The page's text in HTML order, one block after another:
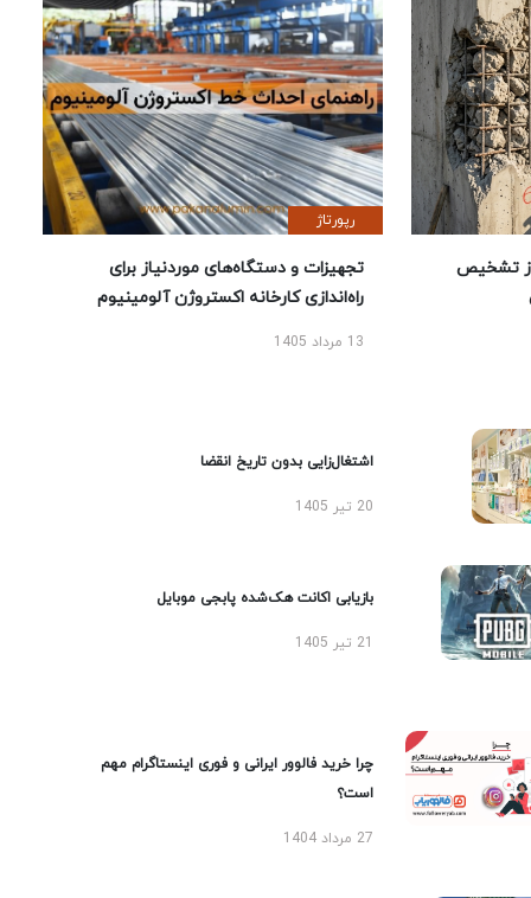
تشخیص
رپورتاژ
تجهیزات و دستگاه‌های موردنیاز برای
راه‌اندازی کارخانه اکستروژن آلومینیوم
13 مرداد 1405
اشتغال‌زایی بدون تاریخ انقضا
20 تیر 1405
بازیابی اکانت هک‌شده پابجی موبایل
چرا خرید فالوور ایرانی و فوری اینستاگرام مهم
است؟
27 مرداد 1404